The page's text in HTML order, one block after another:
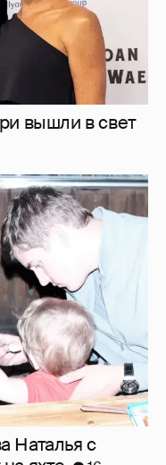
вышли в свет
Наталья с